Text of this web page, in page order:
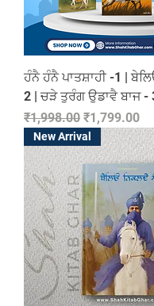
ਹੰਨੈ ਹੰਨੈ ਪਾਤਸ਼ਾਹੀ -1 |
2 | ਚੜੇ ਤੁਰੰਗ ਉਡਾਵੈ ਬਾਜ -
Regular Price
₹1,998.00 Sale Price
₹1,799.00
New Arrival